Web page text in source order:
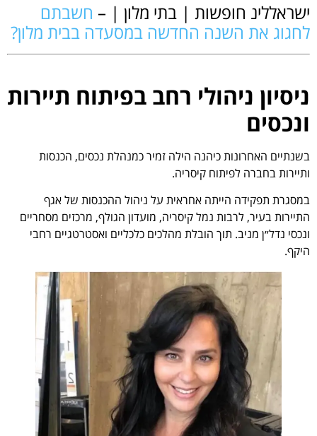
ישראללינ חופשות | בתי מלון | – חשבתם
לחגוג את השנה החדשה במסעדה בבית מלון?
ניסיון ניהולי רחב בפיתוח תיירות
ונכסים
בשנתיים האחרונות כיהנה הילה זמיר כמנהלת נכסים, הכנסות
ותיירות בחברה לפיתוח קיסריה.
במסגרת תפקידה הייתה אחראית על ניהול ההכנסות של אגף
התיירות בעיר, לרבות נמל קיסריה, מועדון הגולף, מרכזים מסחריים
ונכסי נדל״ן מניב. תוך הובלת מהלכים כלכליים ואסטרטגיים רחבי
היקף.